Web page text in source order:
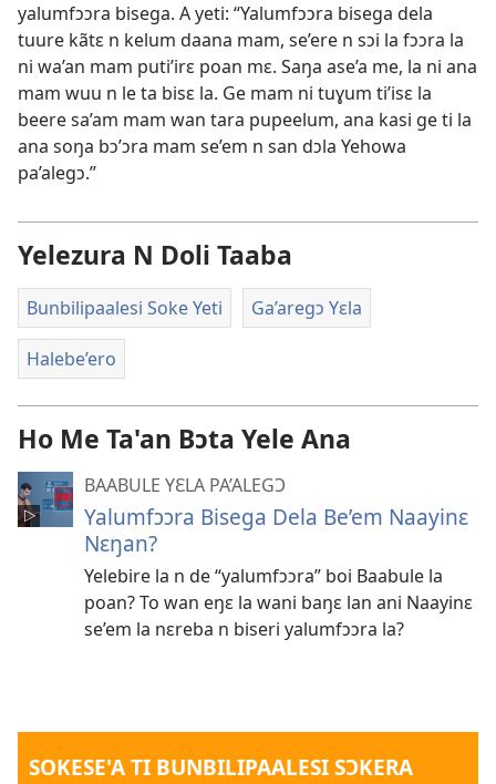
yalumfɔɔra bisega. A yeti: “Yalumfɔɔra bisega dela
tuure kãtɛ n kelum daana mam, se’ere n sɔi la fɔɔra la
ni wa’an mam puti’irɛ poan mɛ. Saŋa ase’a me, la ni ana
mam wuu n le ta bisɛ la. Ge mam ni tuɣum ti’isɛ la
beere sa’am mam wan tara pupeelum, ana kasi ge ti la
ana soŋa bɔ’ɔra mam se’em n san dɔla Yehowa
pa’alegɔ.”
Yelezura N Doli Taaba
Bunbilipaalesi Soke Yeti Ga’aregɔ Yɛla
Halebe’ero
Ho Me Ta'an Bɔta Yele Ana
BAABULE YƐLA PA’ALEGƆ
Yalumfɔɔra Bisega Dela Be’em Naayinɛ
Nɛŋan?
Yelebire la n de “yalumfɔɔra” boi Baabule la
poan? To wan eŋɛ la wani baŋɛ lan ani Naayinɛ
se’em la nɛreba n biseri yalumfɔɔra la?
SOKESE'A TI BUNBILIPAALESI SƆKERA